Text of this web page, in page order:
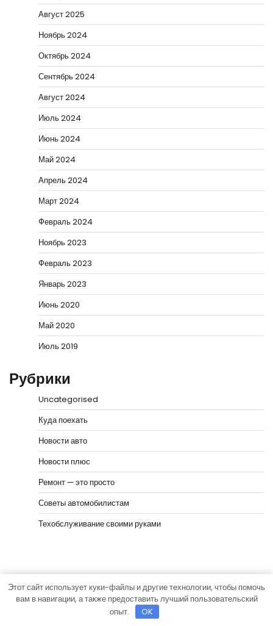
Август 2025
Ноябрь 2024
Октябрь 2024
Сентябрь 2024
Август 2024
Июль 2024
Июнь 2024
Май 2024
Апрель 2024
Март 2024
Февраль 2024
Ноябрь 2023
Февраль 2023
Январь 2023
Июнь 2020
Май 2020
Июль 2019
Рубрики
Uncategorised
Куда поехать
Новости авто
Новости плюс
Ремонт — это просто
Советы автомобилистам
Техобслуживание своими руками
Copyright © 2026Мир моторовТема News Bank от
Этот сайт использует куки-файлы и другие технологии, чтобы помочь
вам в навигации, а также предоставить лучший пользовательский
опыт.
OK